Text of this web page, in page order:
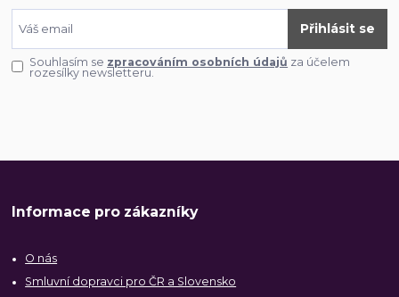
Přihlásit se
Souhlasím se zpracováním osobních údajů za účelem
rozesílky newsletteru.
Informace pro zákazníky
O nás
Smluvní dopravci pro ČR a Slovensko